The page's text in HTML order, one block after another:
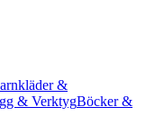
&
& VerktygBöcker &